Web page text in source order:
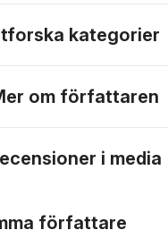
kategorier
om författaren
i media
författare